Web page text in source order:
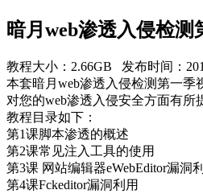
暗月web渗透入侵检测
教程大小：2.66GB 发布时间：
本套暗月web渗透入侵检测第一
对您的web渗透入侵安全方面有所
教程目录如下：
第1课脚本渗透的概述
第2课常见注入工具的使用
第3课 网站编辑器eWebEditor漏洞
第4课Fckeditor漏洞利用